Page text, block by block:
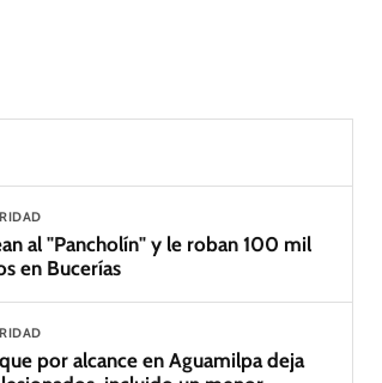
al "Pancholín" y le roban 100 mil
en Bucerías
por alcance en Aguamilpa deja